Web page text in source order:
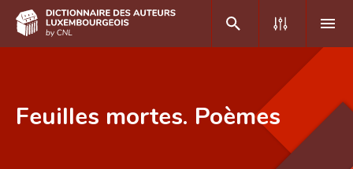
Feuilles mortes. Poèmes